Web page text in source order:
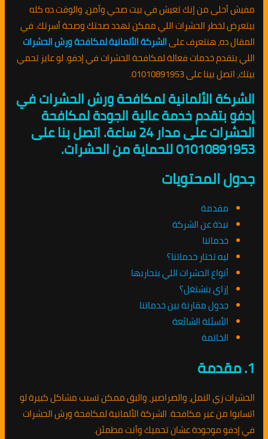
مفيش أحلى من إنك تعيش في بيت صحي وآمن، والوقت ده كله
بيتعرض لخطر الحشرات اللي ممكن تهدد صحتك وصحة أسرتك. في
المقال ده، هنتعرف علىالشركة الألمانية لمكافحة ورش الحشرات
اللي بتقدم خدمات فعالة لمكافحة الحشرات في إدفو. لو عايز تحمي
بيتك، اتصل بينا على 01010891953.
الشركة الألمانية لمكافحة ورش الحشرات في
إدفو بتقدم خدمة عالية الجودة لمكافحة
الحشرات على مدار 24 ساعة. اتصل بنا على
01010891953 للحماية من الحشرات.
جدول المحتويات
مقدمة
نبذة عن الشركة
خدماتنا
ليه تختار خدماتنا؟
أنواع الحشرات اللي بنحاربها
إزاي بنشتغل؟
جدول مقارنة بين خدماتنا
الأسئلة الشائعة
الخاتمة
1. مقدمة
الحشرات زي النمل، والصراصير، والبق ممكن تسبب مشاكل كبيرة لو
اتسابوا من غير مكافحة. الشركة الألمانية لمكافحة ورش الحشرات
في إدفو موجودة عشان تحميك وأنت مطمئن.